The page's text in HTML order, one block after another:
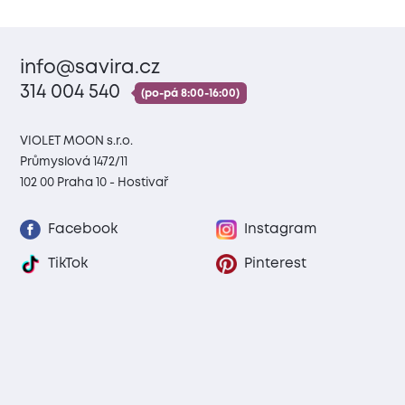
info@savira.cz
314 004 540
(po-pá 8:00-16:00)
VIOLET MOON s.r.o.
Průmyslová 1472/11
102 00 Praha 10 - Hostivař
Facebook Instagram
TikTok Pinterest